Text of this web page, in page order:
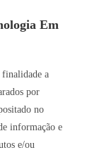
Em
a
por
no
informação e
e/ou